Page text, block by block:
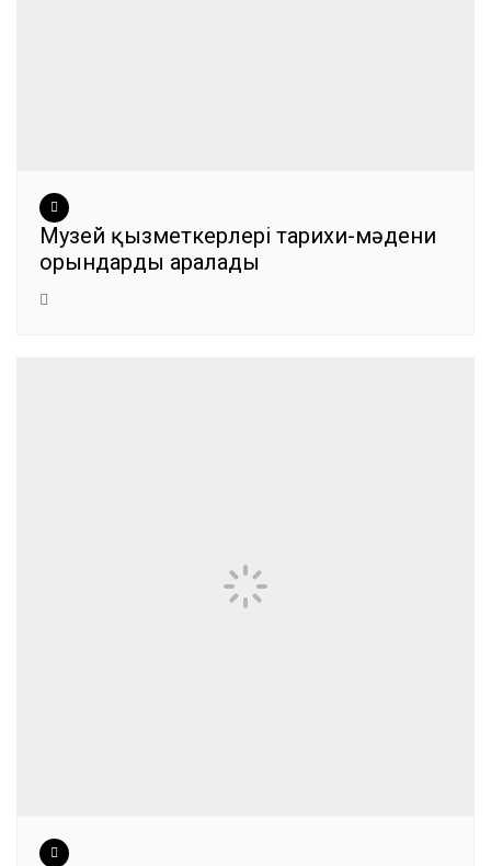
Музей қызметкерлері тарихи-мәдени
орындарды аралады